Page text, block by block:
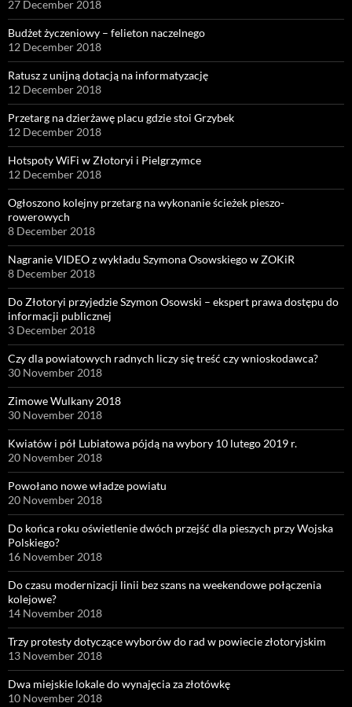
27 December 2018
Budżet życzeniowy – felieton naczelnego
12 December 2018
Ratusz z unijną dotacją na informatyzację
12 December 2018
Przetarg na dzierżawę placu gdzie stoi Grzybek
12 December 2018
Hotspoty WiFi w Złotoryi i Pielgrzymce
12 December 2018
Ogłoszono kolejny przetarg na wykonanie ścieżek pieszo-
rowerowych
8 December 2018
Nagranie VIDEO z wykładu Szymona Osowskiego w ZOKiR
8 December 2018
Do Złotoryi przyjedzie Szymon Osowski – ekspert prawa dostępu do
informacji publicznej
3 December 2018
Czy dla powiatowych radnych liczy się treść czy wnioskodawca?
30 November 2018
Zimowe Wulkany 2018
30 November 2018
Kwiatów i pół Lubiatowa pójdą na wybory 10 lutego 2019 r.
20 November 2018
Powołano nowe władze powiatu
20 November 2018
Do końca roku oświetlenie dwóch przejść dla pieszych przy Wojska
Polskiego?
16 November 2018
Do czasu modernizacji linii bez szans na weekendowe połączenia
kolejowe?
14 November 2018
Trzy protesty dotyczące wyborów do rad w powiecie złotoryjskim
13 November 2018
Dwa miejskie lokale do wynajęcia za złotówkę
10 November 2018